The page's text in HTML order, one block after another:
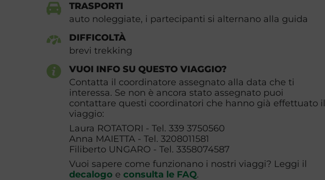
TRASPORTI
auto noleggiate, i partecipanti si alternano alla guida
DIFFICOLTÀ
brevi trekking
VUOI INFO SU QUESTO VIAGGIO?
Contatta il coordinatore assegnato alla data che ti
interessa. Se non è ancora stato assegnato puoi
contattare questi coordinatori che hanno già effettuato il
viaggio:
Laura ROTATORI - Tel. 339 3750560
Anna MAIETTA - Tel. 3208011581
Filiberto UNGARO - Tel. 3358074587
Vuoi sapere come funzionano i nostri viaggi? Leggi il
decalogo e consulta le FAQ.